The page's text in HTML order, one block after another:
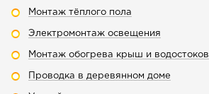
Монтаж тёплого пола
Электромонтаж освещения
Монтаж обогрева крыш и водостоков
Проводка в деревянном доме